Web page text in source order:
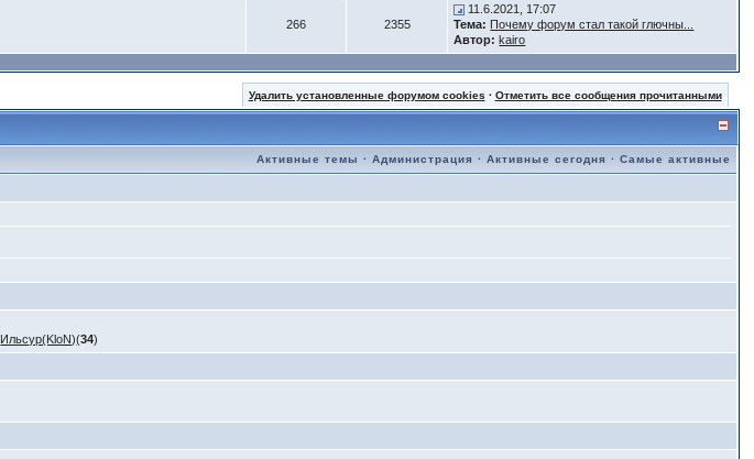
266 2355
11.6.2021, 17:07
Тема: Почему форум стал такой глючны...
Автор: kairo
Удалить установленные форумом cookies · Отметить все сообщения прочитанными
Активные темы ·Администрация ·Активные сегодня ·Самые активные
Ильсур(KloN)(34)